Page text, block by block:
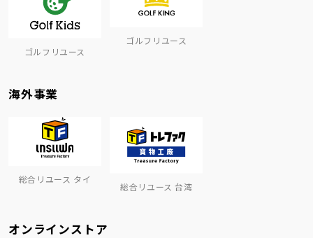
ゴルフリユース
ゴルフリユース
海外事業
総合リユース タイ
総合リユース 台湾
オンラインストア